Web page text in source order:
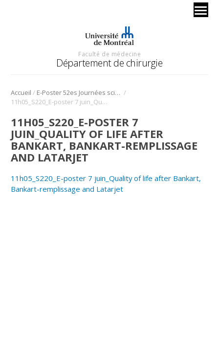
Faculté de médecine
Département de chirurgie
Accueil / E-Poster 52es Journées scientifique /
11h05_S220_E-poster 7 juin_Quality of life after Bankart, Bankart-remplissage and Latarjet
11H05_S220_E-POSTER 7
JUIN_QUALITY OF LIFE AFTER
BANKART, BANKART-REMPLISSAGE
AND LATARJET
11h05_S220_E-poster 7 juin_Quality of life after Bankart,
Bankart-remplissage and Latarjet